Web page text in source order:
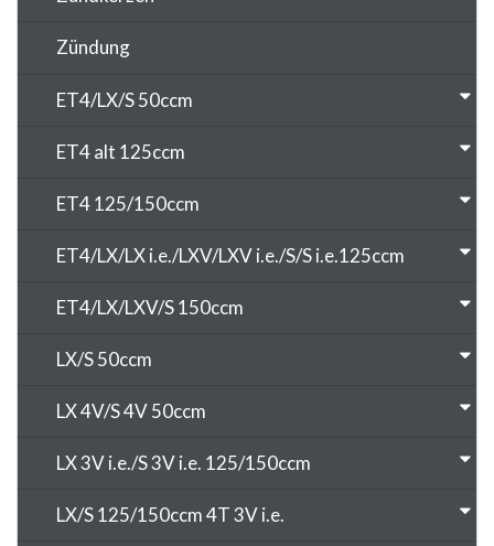
Zündung
ET4/LX/S 50ccm
ET4 alt 125ccm
ET4 125/150ccm
ET4/LX/LX i.e./LXV/LXV i.e./S/S i.e.125ccm
ET4/LX/LXV/S 150ccm
LX/S 50ccm
LX 4V/S 4V 50ccm
LX 3V i.e./S 3V i.e. 125/150ccm
LX/S 125/150ccm 4T 3V i.e.